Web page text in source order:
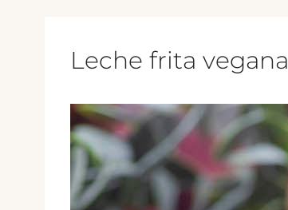
Leche frita vegana